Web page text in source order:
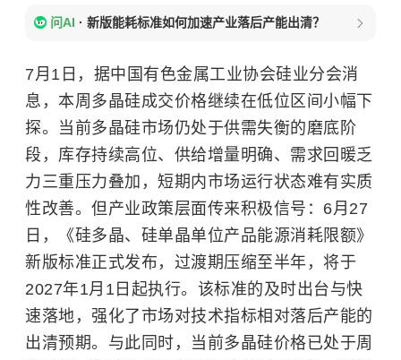
问AI · 新版能耗标准如何加速产业落后产能出清？
7月1日，据中国有色金属工业协会硅业分会消
息，本周多晶硅成交价格继续在低位区间小幅下
探。当前多晶硅市场仍处于供需失衡的磨底阶
段，库存持续高位、供给增量明确、需求回暖乏
力三重压力叠加，短期内市场运行状态难有实质
性改善。但产业政策层面传来积极信号：6月27
日，《硅多晶、硅单晶单位产品能源消耗限额》
新版标准正式发布，过渡期压缩至半年，将于
2027年1月1日起执行。该标准的及时出台与快
速落地，强化了市场对技术指标相对落后产能的
出清预期。与此同时，当前多晶硅价格已处于周